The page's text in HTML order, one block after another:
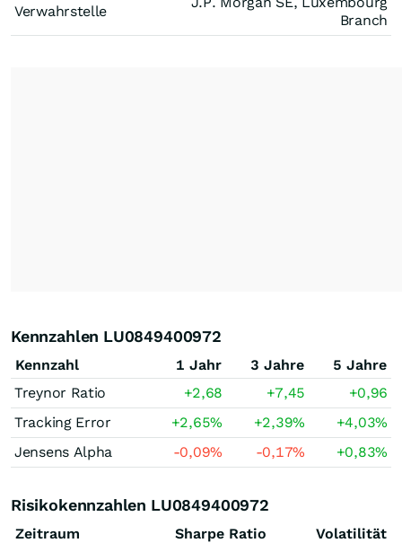
Verwahrstelle
Branch
Kennzahlen LU0849400972
Kennzahl 1 Jahr 3 Jahre
5 Jahre
Treynor Ratio
+2,68 +7,45
+0,96
Tracking Error
+2,65% +2,39% +4,03%
Jensens Alpha
-0,09% -0,17% +0,83%
Risikokennzahlen LU0849400972
Zeitraum Sharpe Ratio
Volatilität